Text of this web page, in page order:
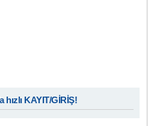
hızlı KAYIT/GİRİŞ!